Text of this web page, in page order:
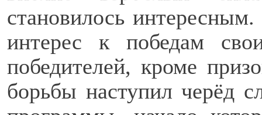
становилось
интерес к победам
победителей, кроме
борьбы наступил черёд